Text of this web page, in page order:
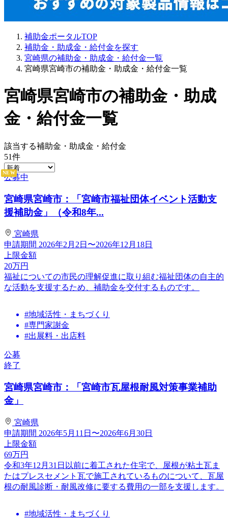
補助金ポータルTOP
補助金・助成金・給付金を探す
宮崎県の補助金・助成金・給付金一覧
宮崎県宮崎市の補助金・助成金・給付金一覧
宮崎県宮崎市の補助金・助成
金・給付金一覧
該当する補助金・助成金・給付金
51件
NEW
公募中
宮崎県宮崎市：「宮崎市福祉団体イベント活動支
援補助金」（令和8年...
宮崎県
申請期間 2026年2月2日〜2026年12月18日
上限金額
20万円
福祉についての市民の理解促進に取り組む福祉団体の自主的
な活動を支援するため、補助金を交付するものです。
#地域活性・まちづくり
#専門家謝金
#出展料・出店料
公募
終了
宮崎県宮崎市：「宮崎市瓦屋根耐風対策事業補助
金」
宮崎県
申請期間 2026年5月11日〜2026年6月30日
上限金額
69万円
令和3年12月31日以前に着工された住宅で、屋根が粘土瓦ま
たはプレスセメント瓦で施工されているものについて、瓦屋
根の耐風診断・耐風改修に要する費用の一部を支援します。
#地域活性・まちづくり